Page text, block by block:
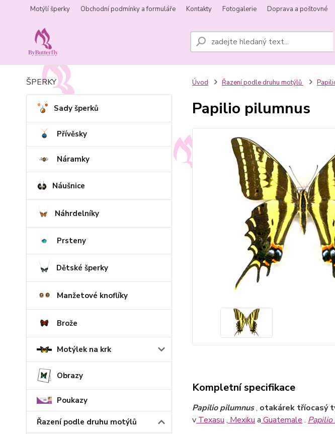
Motýlí šperky Obchodní podmínky a formuláře Kontakty Fotogalerie Doprava a poštovné
ŠPERKY
Sady šperků
Přívěsky
Náramky
Náušnice
Náhrdelníky
Prsteny
Dětské šperky
Manžetové knoflíky
Brože
Motýlek na krk
Obrazy
Poukazy
Řazení podle druhu motýlů
Úvod Řazení podle druhu motýlů
Papilio pilumnus
Kompletní specifikace
Papilio pilumnus, otakárek tříocasý
vTexasu , Mexiku a Guatemale .